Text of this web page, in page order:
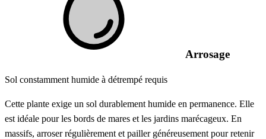
Arrosage
Sol constamment humide à détrempé requis
Cette plante exige un sol durablement humide en permanence. Elle
est idéale pour les bords de mares et les jardins marécageux. En
massifs, arroser régulièrement et pailler généreusement pour retenir